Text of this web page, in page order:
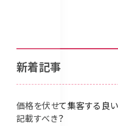
z世
meo
新着記事
価格を伏せて集客する良
記載すべき？